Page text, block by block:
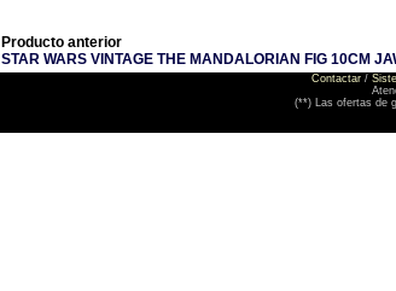
Producto anterior
STAR WARS VINTAGE THE MANDALORIAN FIG 10CM
Contactar /
(**) Las ofertas de